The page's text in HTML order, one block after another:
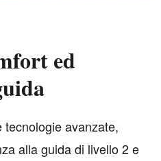
ed
tecnologie avanzate,
alla guida di livello 2 e